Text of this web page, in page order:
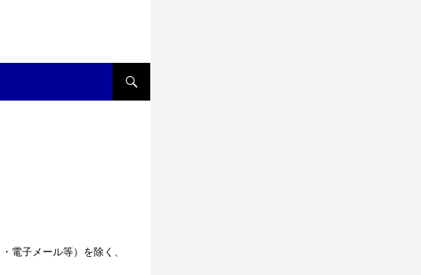
電子メール等）を除く、